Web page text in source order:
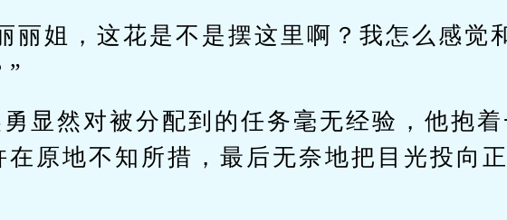
丽姐，这花是不是摆这里啊？我怎么感觉
”
勇显然对被分配到的任务毫无经验，他抱
在原地不知所措，最后无奈地把目光投向